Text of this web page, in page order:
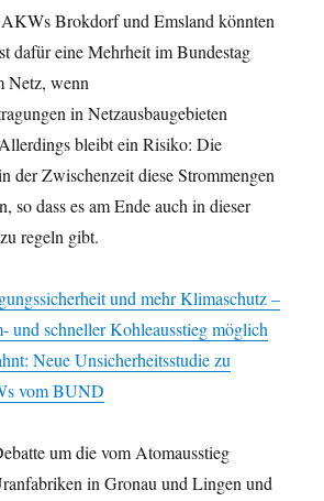
Brokdorf und Emsland könnten
dafür eine Mehrheit im Bundestag
Netz, wenn
in Netzausbaugebieten
bleibt ein Risiko: Die
der Zwischenzeit diese Strommengen
so dass es am Ende auch in dieser
regeln gibt.
und mehr Klimaschutz –
und schneller Kohleausstieg möglich
Neue Unsicherheitsstudie zu
vom BUND
um die vom Atomausstieg
in Gronau und Lingen und